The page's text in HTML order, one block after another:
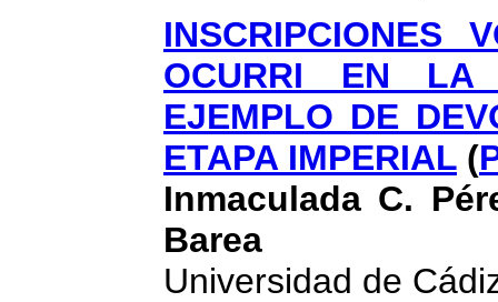
INSCRIPCIONES
OCURRI EN LA
EJEMPLO DE
ETAPA IMPERIAL (
Inmaculada C.
Barea
Universidad de